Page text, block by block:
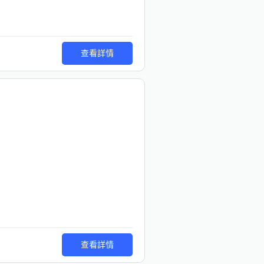
查看詳情
查看詳情